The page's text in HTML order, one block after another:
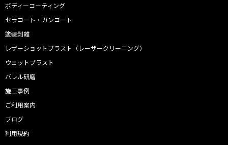
ボディーコーティング
セラコート・ガンコート
塗装剥離
レザーショットブラスト（レーザークリーニング）
ウェットブラスト
バレル研磨
施工事例
ご利用案内
ブログ
利用規約